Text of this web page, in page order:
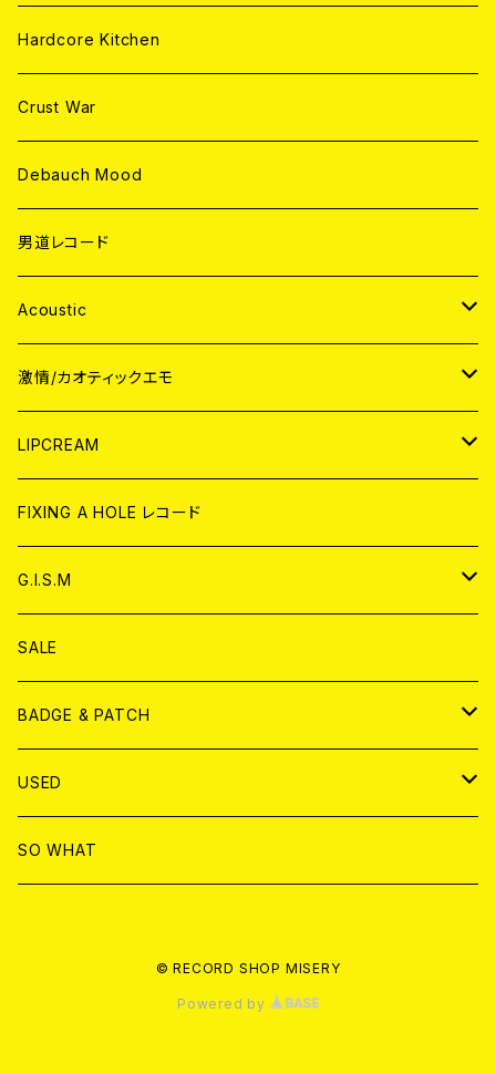
Hardcore Kitchen
Crust War
Debauch Mood
男道レコード
Acoustic
JAPAN
CD
ANALOG
WORLD
CD
ANALOG
激情/カオティックエモ
JAPAN
CD
ANALOG
WORLD
CD
ANALOG
LIPCREAM
CD
アナログ
DVD
T-shirt & WEAR
FIXING A HOLE レコード
G.I.S.M
CD
ANALOG
T-SHIRT & WEAR
DVD
SALE
BADGE & PATCH
BADGE
PATCH
USED
書籍
SO WHAT
© RECORD SHOP MISERY
Powered by